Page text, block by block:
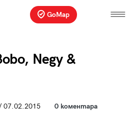
GoMap
Negy &
0 коментара